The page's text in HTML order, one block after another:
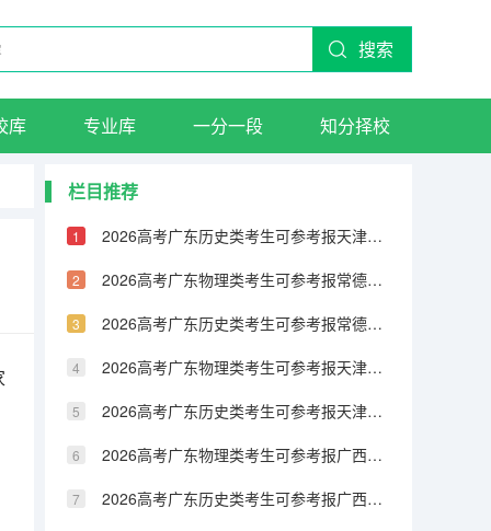
搜索
库 专业库 一分一段 知分择校
栏目推荐
2026高考广东历史类考生可参考报天津城市建设管理职业技术学院的专业汇总
2026高考广东物理类考生可参考报常德职业技术学院的专业汇总
2026高考广东历史类考生可参考报常德职业技术学院的专业汇总
2026高考广东物理类考生可参考报天津铁道职业技术学院的专业汇总
2026高考广东历史类考生可参考报天津铁道职业技术学院的专业汇总
2026高考广东物理类考生可参考报广西民族大学相思湖学院的专业汇总
2026高考广东历史类考生可参考报广西民族大学相思湖学院的专业汇总